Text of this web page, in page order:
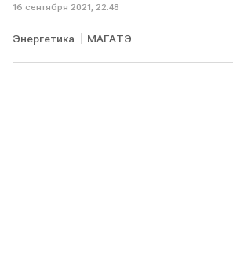
16 сентября 2021, 22:48
Энергетика МАГАТЭ